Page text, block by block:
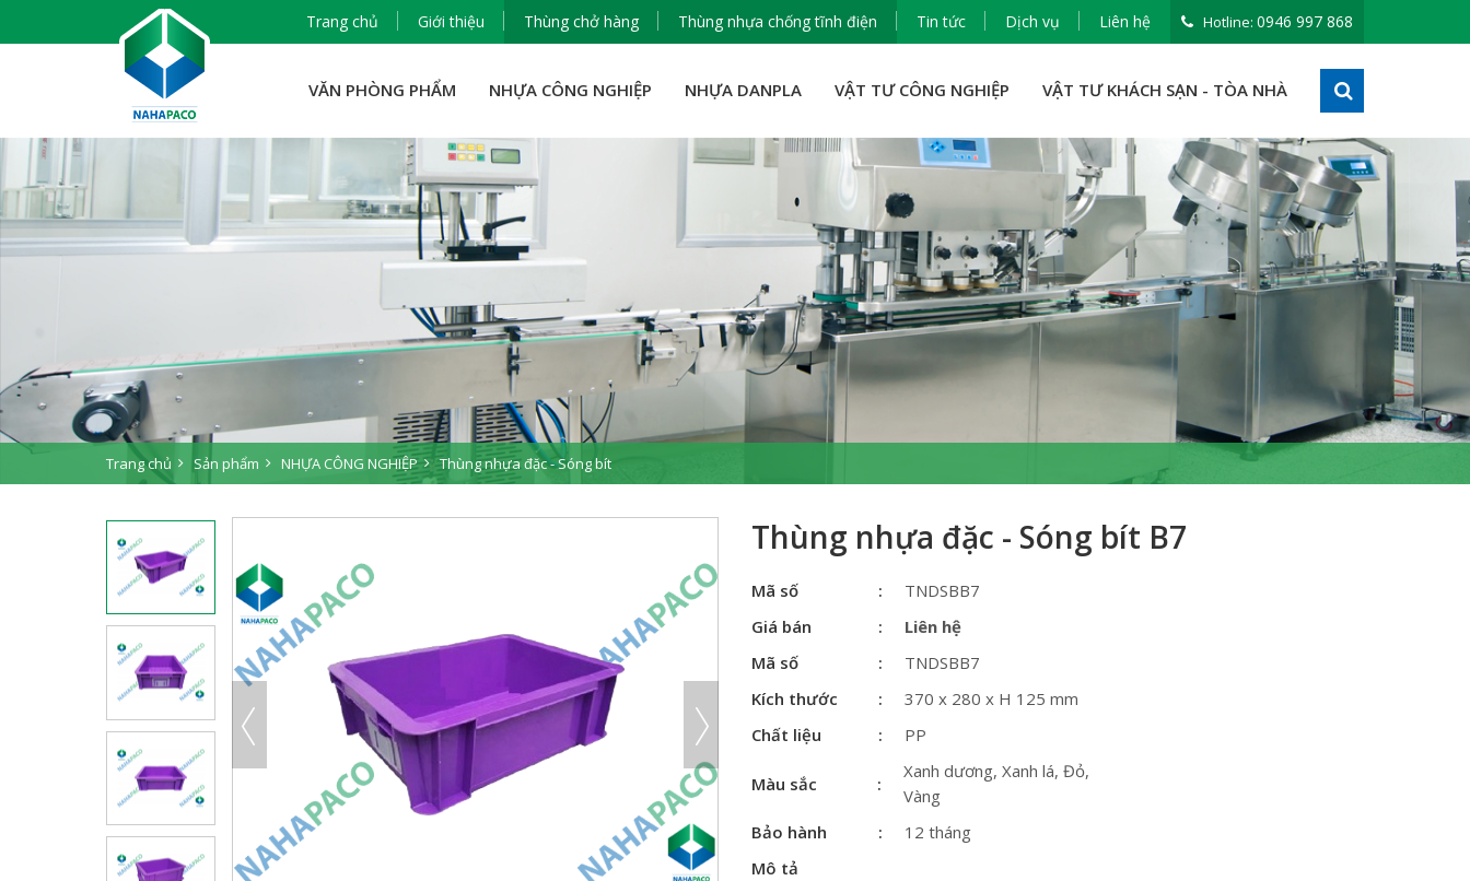
Hotline: 0946 997 868
Trang chủ Giới thiệu Thùng chở hàng Thùng nhựa chống tĩnh điện Tin tức Dịch vụ Liên hệ
VĂN PHÒNG PHẨM NHỰA CÔNG NGHIỆP NHỰA DANPLA VẬT TƯ CÔNG NGHIỆP VẬT TƯ KHÁCH SẠN - TÒA NHÀ
Trang chủ Sản phẩm NHỰA CÔNG NGHIỆP Thùng nhựa đặc - Sóng bít
Thùng nhựa đặc - Sóng bít B7
Mã số
TNDSBB7
Giá bán
Liên hệ
Mã số
TNDSBB7
Kích thước
370 x 280 x H 125 mm
Chất liệu
PP
Màu sắc
Xanh dương, Xanh lá, Đỏ,
Vàng
Bảo hành
12 tháng
Mô tả